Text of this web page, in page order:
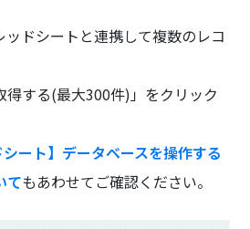
ドシートと連携して複数のレコ
得する(最大300件)」をクリック
ート】データベースを操作する
てもあわせてご確認ください。